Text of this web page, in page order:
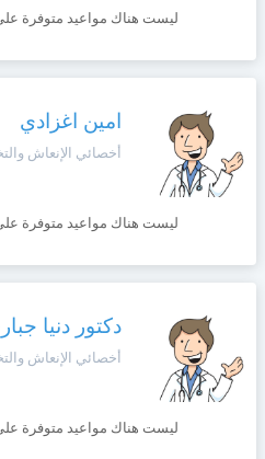
ليست هناك مواعيد متوفرة على
امين اغزادي
أخصائي الإنعاش
ليست هناك مواعيد متوفرة على
دكتور دنيا
أخصائي الإنعاش
ليست هناك مواعيد متوفرة على